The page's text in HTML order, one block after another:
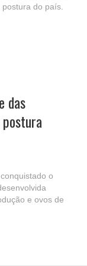
do país.
das
o
e ovos de